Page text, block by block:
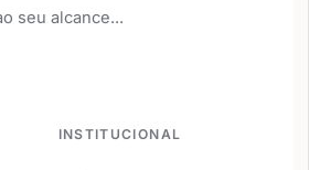
seu alcance...
INSTITUCIONAL